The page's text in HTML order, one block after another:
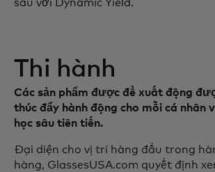
sâu với Dynamic Yield.
Thi hành
Các sản phẩm được đề xuất động
thúc đẩy hành động cho mỗi cá nhân
học sâu tiên tiến.
Đại diện cho vị trí hàng đầu trong
hàng, GlassesUSA.com quyết định